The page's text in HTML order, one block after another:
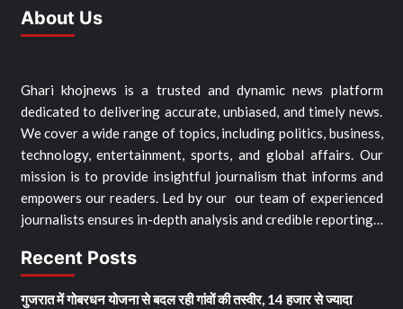
About Us
Ghari khojnews is a trusted and dynamic news platform
dedicated to delivering accurate, unbiased, and timely news.
We cover a wide range of topics, including politics, business,
technology, entertainment, sports, and global affairs. Our
mission is to provide insightful journalism that informs and
empowers our readers. Led by our our team of experienced
journalists ensures in-depth analysis and credible reporting…
Recent Posts
गुजरात में गोबरधन योजना से बदल रही गांवों की तस्वीर, 14 हजार से ज्यादा